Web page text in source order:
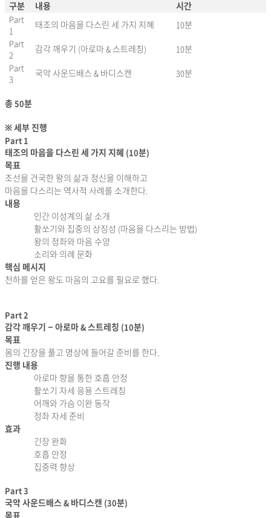
구분 내용 시간
Part
1
태조의 마음을 다스린 세 가지 지혜 10분
Part
2
감각 깨우기 (아로마& 스트레칭) 10분
Part
3
국악 사운드배스 & 바디스캔 30분
총 50분
※ 세부 진행
Part 1
태조의 마음을 다스린 세 가지 지혜 (10분)
목표
조선을 건국한 왕의 삶과 정신을 이해하고
마음을 다스리는 역사적 사례를 소개한다
내용
인간 이성계의 삶 소개
활쏘기와 집중의 상징성 (마음을 다스리는 방법)
왕의 정좌와 마음 수양
소리와 의례 문화
핵심 메시지
천하를 얻은 왕도 마음의 고요를 필요로 했다
Part 2
감각 깨우기 – 아로마& 스트레칭 (10분)
목표
몸의 긴장을 풀고 명상에 들어갈 준비를 한다
진행 내용
아로마 향을 통한 호흡 안정
활쏘기 자세 응용 스트레칭
어깨와 가슴 이완 동작
정좌 자세 준비
효과
긴장 완화
호흡 안정
집중력 향상
Part 3
국악 사운드배스 & 바디스캔 (30분)
목표